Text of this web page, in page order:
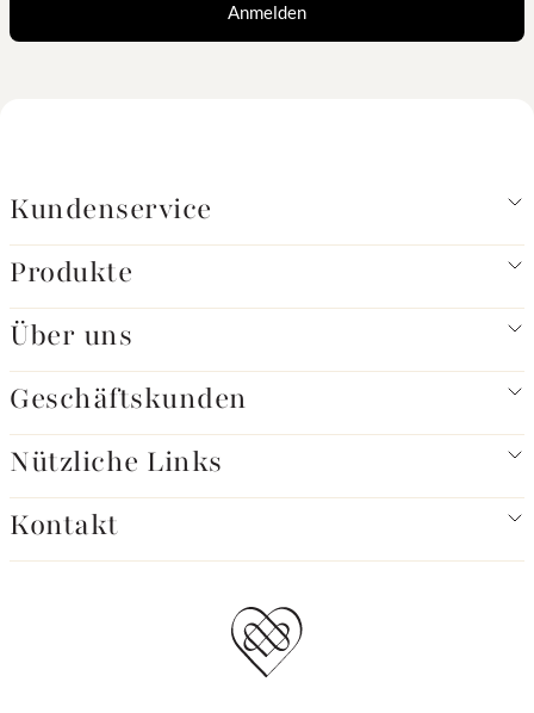
Anmelden
Kundenservice
Produkte
Über uns
Geschäftskunden
Nützliche Links
Kontakt